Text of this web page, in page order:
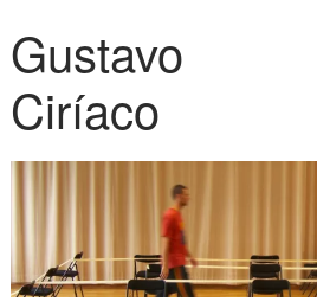
Gustavo
Ciríaco